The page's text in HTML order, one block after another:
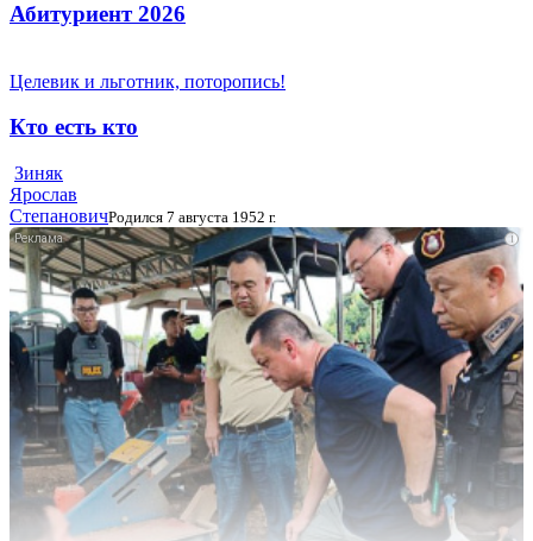
Абитуриент 2026
Целевик и льготник, поторопись!
Кто есть кто
Зиняк
Ярослав
СтепановичРодился 7 августа 1952 г.
i